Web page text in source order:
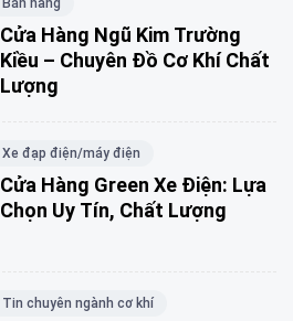
Cửa Hàng Ngũ Kim Trường
Kiều – Chuyên Đồ Cơ Khí Chất
Lượng
Xe đạp điện/máy điện
Cửa Hàng Green Xe Điện: Lựa
Chọn Uy Tín, Chất Lượng
Tin chuyên ngành cơ khí